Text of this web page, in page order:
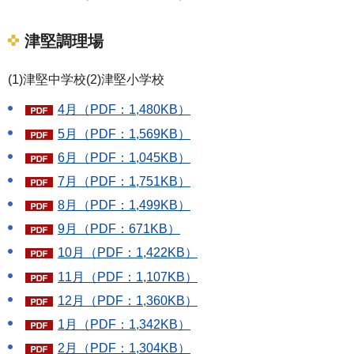
津堅調理場
(1)津堅中学校(2)津堅小学校
4月（PDF：1,480KB）
5月（PDF：1,569KB）
6月（PDF：1,045KB）
7月（PDF：1,751KB）
8月（PDF：1,499KB）
9月（PDF：671KB）
10月（PDF：1,422KB）
11月（PDF：1,107KB）
12月（PDF：1,360KB）
1月（PDF：1,342KB）
2月（PDF：1,304KB）